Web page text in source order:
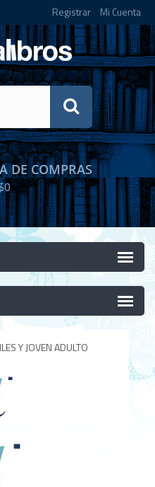
Registrar Mi Cuenta
DE COMPRAS
Y JOVEN ADULTO